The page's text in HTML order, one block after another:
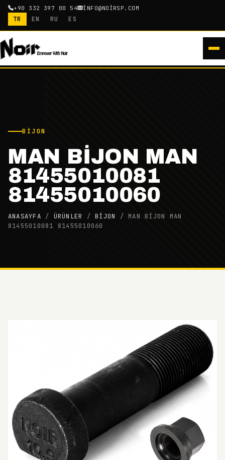
+90 332 397 00 54 INFO@NOIRSP.COM
TR EN RU ES
BIJON
MAN BİJON MAN
81455010081
81455010060
ANASAYFA / ÜRÜNLER /BIJON / MAN BİJON MAN
81455010081 81455010060